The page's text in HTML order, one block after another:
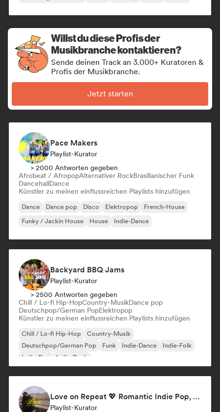
Willst du diese Profis der
Musikbranche kontaktieren?
Sende deinen Track an 3.000+ Kuratoren &
Profis der Musikbranche.
Jetzt starten
Pace Makers
Playlist-Kurator
> 2000 Antworten gegeben
Afrobeat / AfropopAlternativer RockBrasilianischer Funk
DancehallDance
Künstler zu meinen einflussreichen Playlists hinzufügen
Dance Dance pop Disco Elektropop
French-House
Funky / Jackin House
House Indie-Dance
Backyard BBQ Jams
Playlist-Kurator
> 2500 Antworten gegeben
Chill / Lo-fi Hip-HopCountry-MusikDance pop
Deutschpop/German PopElektropop
Künstler zu meinen einflussreichen Playlists hinzufügen
Chill / Lo-fi Hip-Hop
Country-Musik
Deutschpop/German Pop
Funk Indie-Dance
Indie-Folk
Indie-Pop
Indie-Rock
Love on Repeat 💖 Romantic Indie Pop, Neo Soul & Singer-Songwriter
Playlist-Kurator